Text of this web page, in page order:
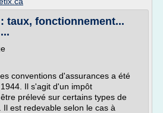
taux, fonctionnement...
conventions d'assurances a été
Il s'agit d'un impôt
prélevé sur certains types de
est redevable selon le cas à